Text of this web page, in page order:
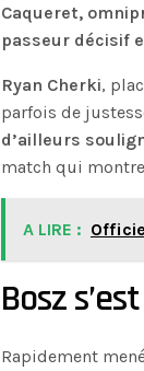
Caqueret,
passeur décisif
Ryan Cherki,
parfois de
d’ailleurs
match qui
A LIRE :
Bosz
Rapidement